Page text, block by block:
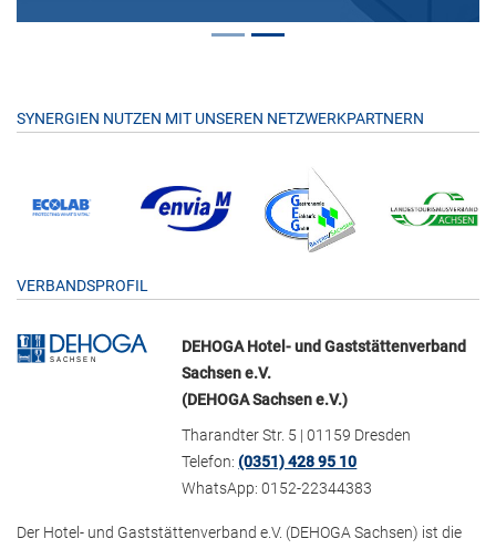
SYNERGIEN NUTZEN MIT UNSEREN NETZWERKPARTNERN
VERBANDSPROFIL
DEHOGA Hotel- und Gaststättenverband
Sachsen e.V.
(DEHOGA Sachsen e.V.)
Tharandter Str. 5 | 01159 Dresden
Telefon:(0351) 428 95 10
WhatsApp: 0152-22344383
Der Hotel- und Gaststättenverband e.V. (DEHOGA Sachsen) ist die